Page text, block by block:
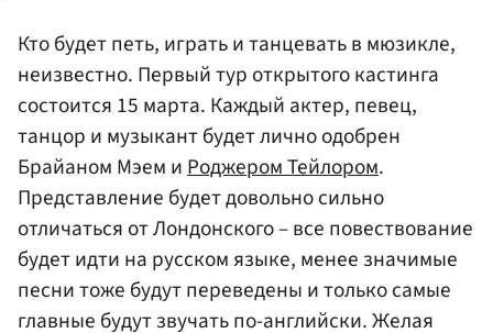
Кто будет петь, играть и танцевать в мюзикле,
неизвестно. Первый тур открытого кастинга
состоится 15 марта. Каждый актер, певец,
танцор и музыкант будет лично одобрен
Брайаном Мэем иРоджером Тейлором.
Представление будет довольно сильно
отличаться от Лондонского – все повествование
будет идти на русском языке, менее значимые
песни тоже будут переведены и только самые
главные будут звучать по-английски. Желая